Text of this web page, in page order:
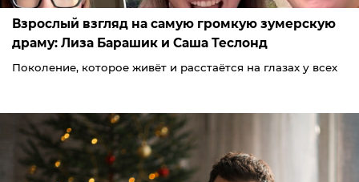
Взрослый взгляд на самую громкую зумерскую
драму: Лиза Барашик и Саша Теслонд
Поколение, которое живёт и расстаётся на глазах у всех